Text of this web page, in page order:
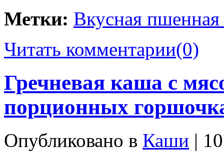
Метки: Вкусная
Читать комментарии(0)
Гречневая каша с
порционных
Опубликовано в Каши |